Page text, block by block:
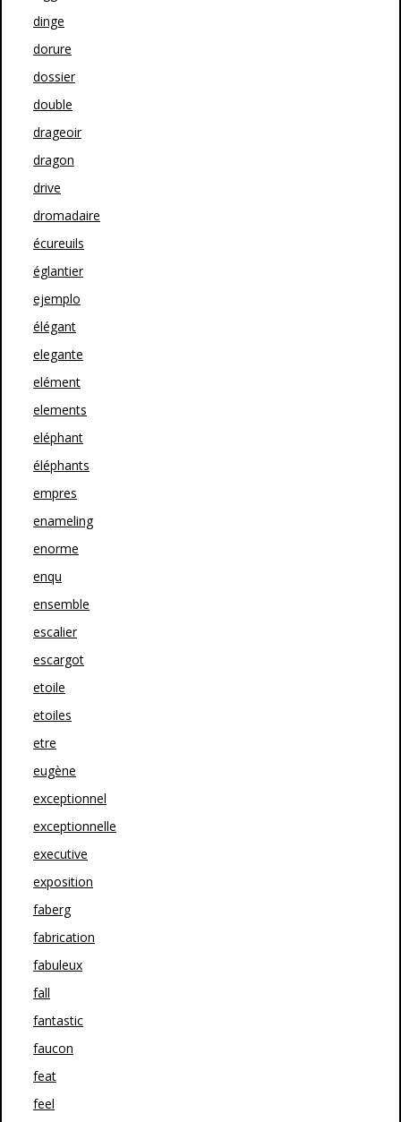
dinge
dorure
dossier
double
drageoir
dragon
drive
dromadaire
écureuils
églantier
ejemplo
élégant
elegante
elément
elements
eléphant
éléphants
empres
enameling
enorme
enqu
ensemble
escalier
escargot
etoile
etoiles
etre
eugène
exceptionnel
exceptionnelle
executive
exposition
faberg
fabrication
fabuleux
fall
fantastic
faucon
feat
feel